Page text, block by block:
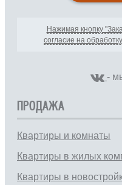
Нажимая кнопку
согласие на
-
ПРОДАЖА
Квартиры и комнаты
Квартиры в жилых
Квартиры в